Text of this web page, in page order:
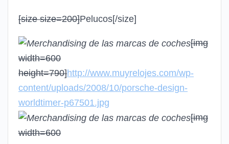
[size size=200]Pelucos[/size]
[img
width=600
height=790]http://www.muyrelojes.com/wp-
content/uploads/2008/10/porsche-design-
worldtimer-p67501.jpg
[img
width=600